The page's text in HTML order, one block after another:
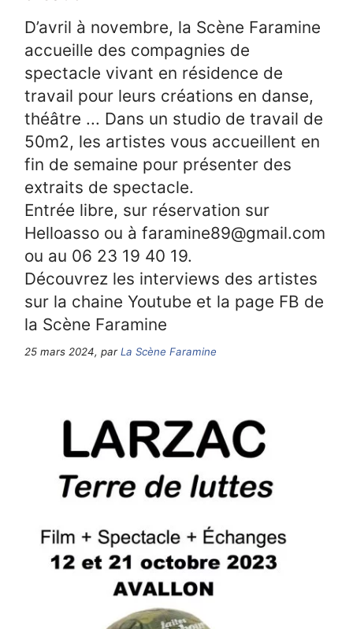
D’avril à novembre, la Scène Faramine
accueille des compagnies de
spectacle vivant en résidence de
travail pour leurs créations en danse,
théâtre ... Dans un studio de travail de
50m2, les artistes vous accueillent en
fin de semaine pour présenter des
extraits de spectacle.
Entrée libre, sur réservation sur
Helloasso ou à faramine89@gmail.com
ou au 06 23 19 40 19.
Découvrez les interviews des artistes
sur la chaine Youtube et la page FB de
la Scène Faramine
25 mars 2024, parLa Scène Faramine